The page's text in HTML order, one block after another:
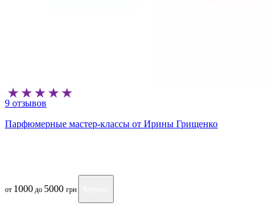
9 отзывов
Парфюмерные мастер-классы от Ирины Грищенко
от 1000 до 5000 грн